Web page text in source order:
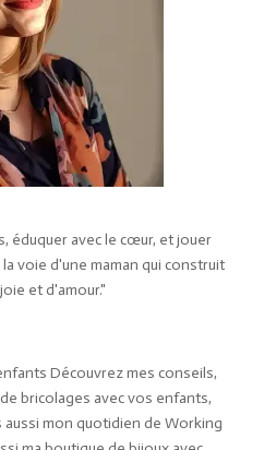
éduquer avec le cœur, et jouer
voie d'une maman qui construit
et d'amour."
Découvrez mes conseils,
bricolages avec vos enfants,
aussi mon quotidien de Working